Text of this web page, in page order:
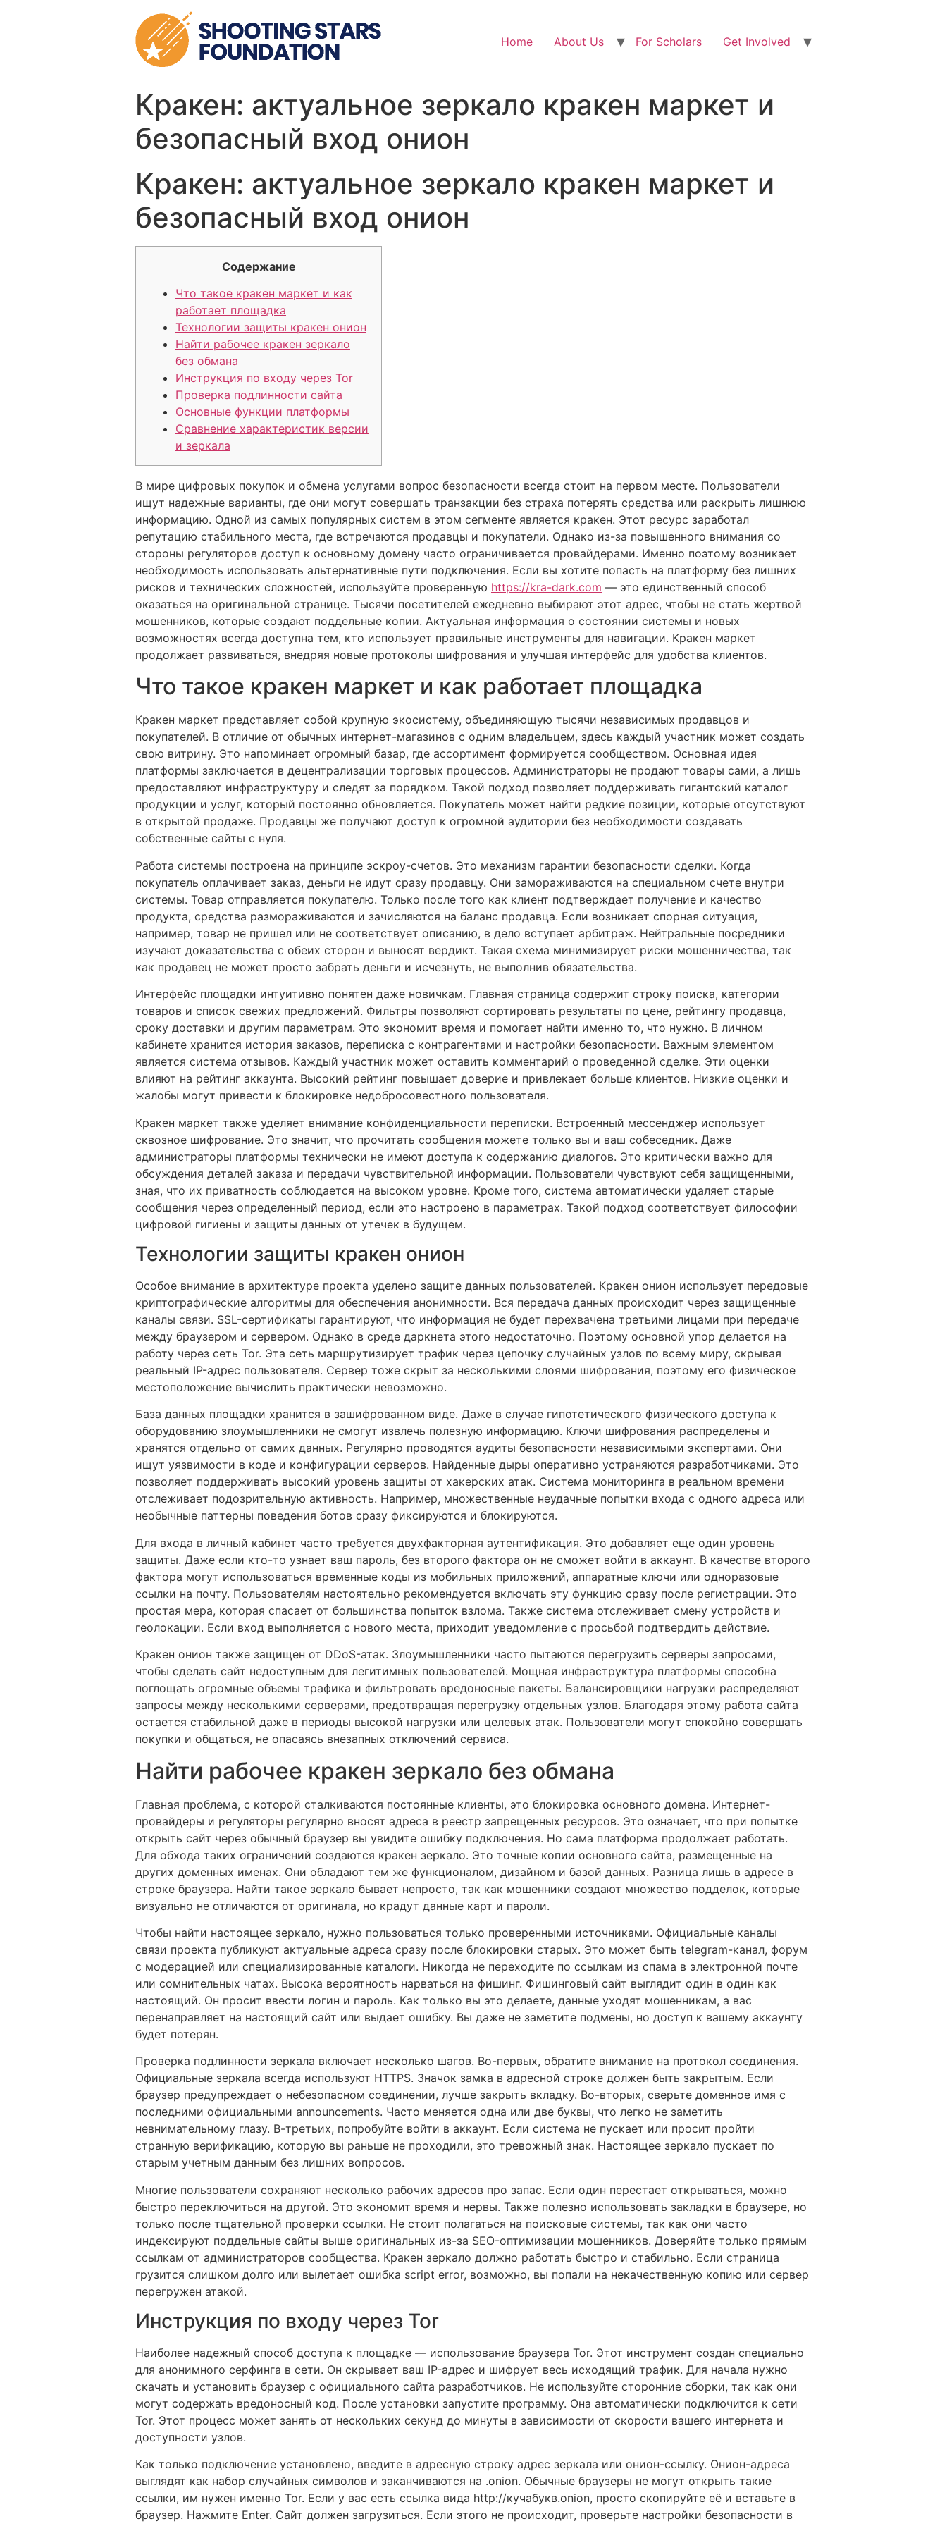
Home About Us For Scholars Get Involved
Кракен: актуальное зеркало кракен маркет и
безопасный вход онион
Кракен: актуальное зеркало кракен маркет и
безопасный вход онион
Содержание
Что такое кракен маркет и как
работает площадка
Технологии защиты кракен онион
Найти рабочее кракен зеркало
без обмана
Инструкция по входу через Tor
Проверка подлинности сайта
Основные функции платформы
Сравнение характеристик версии
и зеркала
В мире цифровых покупок и обмена услугами вопрос безопасности всегда стоит на первом месте. Пользователи
ищут надежные варианты, где они могут совершать транзакции без страха потерять средства или раскрыть лишнюю
информацию. Одной из самых популярных систем в этом сегменте является кракен. Этот ресурс заработал
репутацию стабильного места, где встречаются продавцы и покупатели. Однако из-за повышенного внимания со
стороны регуляторов доступ к основному домену часто ограничивается провайдерами. Именно поэтому возникает
необходимость использовать альтернативные пути подключения. Если вы хотите попасть на платформу без лишних
рисков и технических сложностей, используйте проверенную https://kra-dark.com — это единственный способ
оказаться на оригинальной странице. Тысячи посетителей ежедневно выбирают этот адрес, чтобы не стать жертвой
мошенников, которые создают поддельные копии. Актуальная информация о состоянии системы и новых
возможностях всегда доступна тем, кто использует правильные инструменты для навигации. Кракен маркет
продолжает развиваться, внедряя новые протоколы шифрования и улучшая интерфейс для удобства клиентов.
Что такое кракен маркет и как работает площадка
Кракен маркет представляет собой крупную экосистему, объединяющую тысячи независимых продавцов и
покупателей. В отличие от обычных интернет-магазинов с одним владельцем, здесь каждый участник может создать
свою витрину. Это напоминает огромный базар, где ассортимент формируется сообществом. Основная идея
платформы заключается в децентрализации торговых процессов. Администраторы не продают товары сами, а лишь
предоставляют инфраструктуру и следят за порядком. Такой подход позволяет поддерживать гигантский каталог
продукции и услуг, который постоянно обновляется. Покупатель может найти редкие позиции, которые отсутствуют
в открытой продаже. Продавцы же получают доступ к огромной аудитории без необходимости создавать
собственные сайты с нуля.
Работа системы построена на принципе эскроу-счетов. Это механизм гарантии безопасности сделки. Когда
покупатель оплачивает заказ, деньги не идут сразу продавцу. Они замораживаются на специальном счете внутри
системы. Товар отправляется покупателю. Только после того как клиент подтверждает получение и качество
продукта, средства размораживаются и зачисляются на баланс продавца. Если возникает спорная ситуация,
например, товар не пришел или не соответствует описанию, в дело вступает арбитраж. Нейтральные посредники
изучают доказательства с обеих сторон и выносят вердикт. Такая схема минимизирует риски мошенничества, так
как продавец не может просто забрать деньги и исчезнуть, не выполнив обязательства.
Интерфейс площадки интуитивно понятен даже новичкам. Главная страница содержит строку поиска, категории
товаров и список свежих предложений. Фильтры позволяют сортировать результаты по цене, рейтингу продавца,
сроку доставки и другим параметрам. Это экономит время и помогает найти именно то, что нужно. В личном
кабинете хранится история заказов, переписка с контрагентами и настройки безопасности. Важным элементом
является система отзывов. Каждый участник может оставить комментарий о проведенной сделке. Эти оценки
влияют на рейтинг аккаунта. Высокий рейтинг повышает доверие и привлекает больше клиентов. Низкие оценки и
жалобы могут привести к блокировке недобросовестного пользователя.
Кракен маркет также уделяет внимание конфиденциальности переписки. Встроенный мессенджер использует
сквозное шифрование. Это значит, что прочитать сообщения можете только вы и ваш собеседник. Даже
администраторы платформы технически не имеют доступа к содержанию диалогов. Это критически важно для
обсуждения деталей заказа и передачи чувствительной информации. Пользователи чувствуют себя защищенными,
зная, что их приватность соблюдается на высоком уровне. Кроме того, система автоматически удаляет старые
сообщения через определенный период, если это настроено в параметрах. Такой подход соответствует философии
цифровой гигиены и защиты данных от утечек в будущем.
Технологии защиты кракен онион
Особое внимание в архитектуре проекта уделено защите данных пользователей. Кракен онион использует передовые
криптографические алгоритмы для обеспечения анонимности. Вся передача данных происходит через защищенные
каналы связи. SSL-сертификаты гарантируют, что информация не будет перехвачена третьими лицами при передаче
между браузером и сервером. Однако в среде даркнета этого недостаточно. Поэтому основной упор делается на
работу через сеть Tor. Эта сеть маршрутизирует трафик через цепочку случайных узлов по всему миру, скрывая
реальный IP-адрес пользователя. Сервер тоже скрыт за несколькими слоями шифрования, поэтому его физическое
местоположение вычислить практически невозможно.
База данных площадки хранится в зашифрованном виде. Даже в случае гипотетического физического доступа к
оборудованию злоумышленники не смогут извлечь полезную информацию. Ключи шифрования распределены и
хранятся отдельно от самих данных. Регулярно проводятся аудиты безопасности независимыми экспертами. Они
ищут уязвимости в коде и конфигурации серверов. Найденные дыры оперативно устраняются разработчиками. Это
позволяет поддерживать высокий уровень защиты от хакерских атак. Система мониторинга в реальном времени
отслеживает подозрительную активность. Например, множественные неудачные попытки входа с одного адреса или
необычные паттерны поведения ботов сразу фиксируются и блокируются.
Для входа в личный кабинет часто требуется двухфакторная аутентификация. Это добавляет еще один уровень
защиты. Даже если кто-то узнает ваш пароль, без второго фактора он не сможет войти в аккаунт. В качестве второго
фактора могут использоваться временные коды из мобильных приложений, аппаратные ключи или одноразовые
ссылки на почту. Пользователям настоятельно рекомендуется включать эту функцию сразу после регистрации. Это
простая мера, которая спасает от большинства попыток взлома. Также система отслеживает смену устройств и
геолокации. Если вход выполняется с нового места, приходит уведомление с просьбой подтвердить действие.
Кракен онион также защищен от DDoS-атак. Злоумышленники часто пытаются перегрузить серверы запросами,
чтобы сделать сайт недоступным для легитимных пользователей. Мощная инфраструктура платформы способна
поглощать огромные объемы трафика и фильтровать вредоносные пакеты. Балансировщики нагрузки распределяют
запросы между несколькими серверами, предотвращая перегрузку отдельных узлов. Благодаря этому работа сайта
остается стабильной даже в периоды высокой нагрузки или целевых атак. Пользователи могут спокойно совершать
покупки и общаться, не опасаясь внезапных отключений сервиса.
Найти рабочее кракен зеркало без обмана
Главная проблема, с которой сталкиваются постоянные клиенты, это блокировка основного домена. Интернет-
провайдеры и регуляторы регулярно вносят адреса в реестр запрещенных ресурсов. Это означает, что при попытке
открыть сайт через обычный браузер вы увидите ошибку подключения. Но сама платформа продолжает работать.
Для обхода таких ограничений создаются кракен зеркало. Это точные копии основного сайта, размещенные на
других доменных именах. Они обладают тем же функционалом, дизайном и базой данных. Разница лишь в адресе в
строке браузера. Найти такое зеркало бывает непросто, так как мошенники создают множество подделок, которые
визуально не отличаются от оригинала, но крадут данные карт и пароли.
Чтобы найти настоящее зеркало, нужно пользоваться только проверенными источниками. Официальные каналы
связи проекта публикуют актуальные адреса сразу после блокировки старых. Это может быть telegram-канал, форум
с модерацией или специализированные каталоги. Никогда не переходите по ссылкам из спама в электронной почте
или сомнительных чатах. Высока вероятность нарваться на фишинг. Фишинговый сайт выглядит один в один как
настоящий. Он просит ввести логин и пароль. Как только вы это делаете, данные уходят мошенникам, а вас
перенаправляет на настоящий сайт или выдает ошибку. Вы даже не заметите подмены, но доступ к вашему аккаунту
будет потерян.
Проверка подлинности зеркала включает несколько шагов. Во-первых, обратите внимание на протокол соединения.
Официальные зеркала всегда используют HTTPS. Значок замка в адресной строке должен быть закрытым. Если
браузер предупреждает о небезопасном соединении, лучше закрыть вкладку. Во-вторых, сверьте доменное имя с
последними официальными announcements. Часто меняется одна или две буквы, что легко не заметить
невнимательному глазу. В-третьих, попробуйте войти в аккаунт. Если система не пускает или просит пройти
странную верификацию, которую вы раньше не проходили, это тревожный знак. Настоящее зеркало пускает по
старым учетным данным без лишних вопросов.
Многие пользователи сохраняют несколько рабочих адресов про запас. Если один перестает открываться, можно
быстро переключиться на другой. Это экономит время и нервы. Также полезно использовать закладки в браузере, но
только после тщательной проверки ссылки. Не стоит полагаться на поисковые системы, так как они часто
индексируют поддельные сайты выше оригинальных из-за SEO-оптимизации мошенников. Доверяйте только прямым
ссылкам от администраторов сообщества. Кракен зеркало должно работать быстро и стабильно. Если страница
грузится слишком долго или вылетает ошибка script error, возможно, вы попали на некачественную копию или сервер
перегружен атакой.
Инструкция по входу через Tor
Наиболее надежный способ доступа к площадке — использование браузера Tor. Этот инструмент создан специально
для анонимного серфинга в сети. Он скрывает ваш IP-адрес и шифрует весь исходящий трафик. Для начала нужно
скачать и установить браузер с официального сайта разработчиков. Не используйте сторонние сборки, так как они
могут содержать вредоносный код. После установки запустите программу. Она автоматически подключится к сети
Tor. Этот процесс может занять от нескольких секунд до минуты в зависимости от скорости вашего интернета и
доступности узлов.
Как только подключение установлено, введите в адресную строку адрес зеркала или онион-ссылку. Онион-адреса
выглядят как набор случайных символов и заканчиваются на .onion. Обычные браузеры не могут открыть такие
ссылки, им нужен именно Tor. Если у вас есть ссылка вида http://кучабукв.onion, просто скопируйте её и вставьте в
браузер. Нажмите Enter. Сайт должен загрузиться. Если этого не происходит, проверьте настройки безопасности в